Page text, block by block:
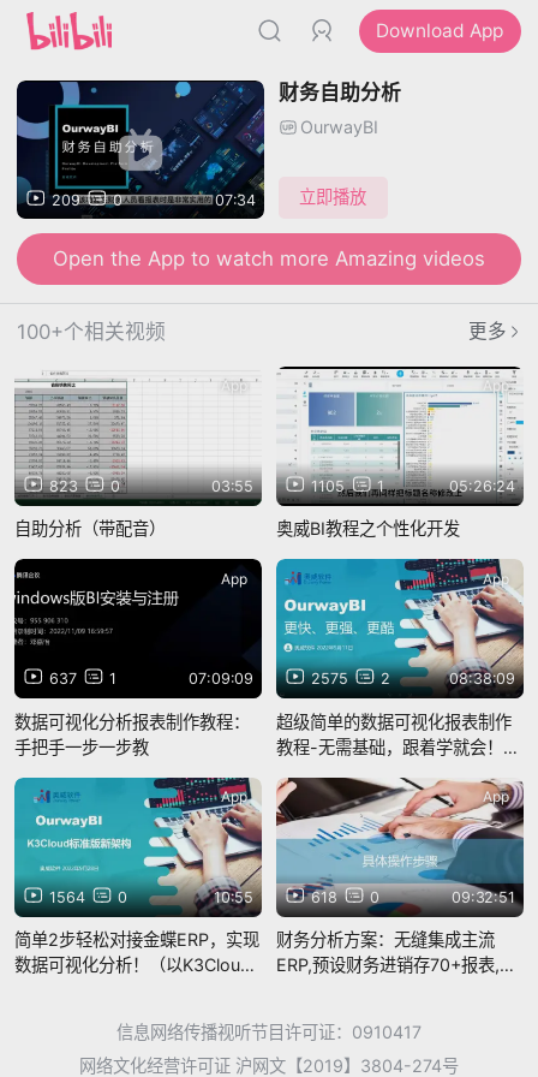
Download App
209 0 07:34
财务自助分析
OurwayBI
立即播放
Open the App to watch more Amazing videos
100+个相关视频 更多
823 0 03:55
App
自助分析（带配音）
1105 1 05:26:24
App
奥威BI教程之个性化开发
637 1 07:09:09
App
数据可视化分析报表制作教程：
手把手一步一步教
2575 2 08:38:09
App
超级简单的数据可视化报表制作
教程-无需基础，跟着学就会！
1564 0 10:55
App
简单2步轻松对接金蝶ERP，实现
数据可视化分析！（以K3Cloud
618 0 09:32:51
App
财务分析方案：无缝集成主流
ERP,预设财务进销存70+报表,安
信息网络传播视听节目许可证：0910417
网络文化经营许可证 沪网文【2019】3804-274号